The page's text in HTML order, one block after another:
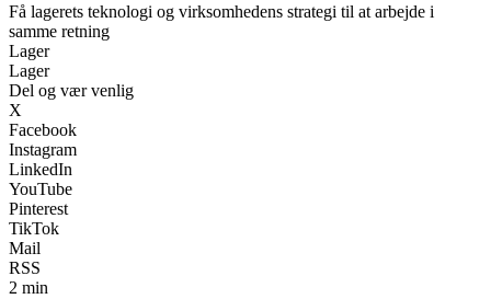
Få lagerets teknologi og virksomhedens strategi til at arbejde i
samme retning
Lager
Lager
Del og vær venlig
X
Facebook
Instagram
LinkedIn
YouTube
Pinterest
TikTok
Mail
RSS
2 min